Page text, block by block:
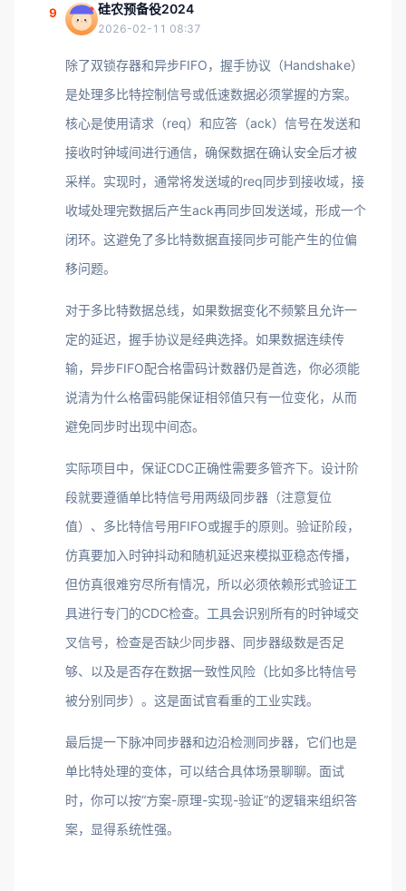
9 硅农预备役2024
2026-02-11 08:37
除了双锁存器和异步FIFO，握手协议（Handshake）
是处理多比特控制信号或低速数据必须掌握的方案。
核心是使用请求（req）和应答（ack）信号在发送和
接收时钟域间进行通信，确保数据在确认安全后才被
采样。实现时，通常将发送域的req同步到接收域，接
收域处理完数据后产生ack再同步回发送域，形成一个
闭环。这避免了多比特数据直接同步可能产生的位偏
移问题。
对于多比特数据总线，如果数据变化不频繁且允许一
定的延迟，握手协议是经典选择。如果数据连续传
输，异步FIFO配合格雷码计数器仍是首选，你必须能
说清为什么格雷码能保证相邻值只有一位变化，从而
避免同步时出现中间态。
实际项目中，保证CDC正确性需要多管齐下。设计阶
段就要遵循单比特信号用两级同步器（注意复位
值）、多比特信号用FIFO或握手的原则。验证阶段，
仿真要加入时钟抖动和随机延迟来模拟亚稳态传播，
但仿真很难穷尽所有情况，所以必须依赖形式验证工
具进行专门的CDC检查。工具会识别所有的时钟域交
叉信号，检查是否缺少同步器、同步器级数是否足
够、以及是否存在数据一致性风险（比如多比特信号
被分别同步）。这是面试官看重的工业实践。
最后提一下脉冲同步器和边沿检测同步器，它们也是
单比特处理的变体，可以结合具体场景聊聊。面试
时，你可以按“方案-原理-实现-验证”的逻辑来组织答
案，显得系统性强。